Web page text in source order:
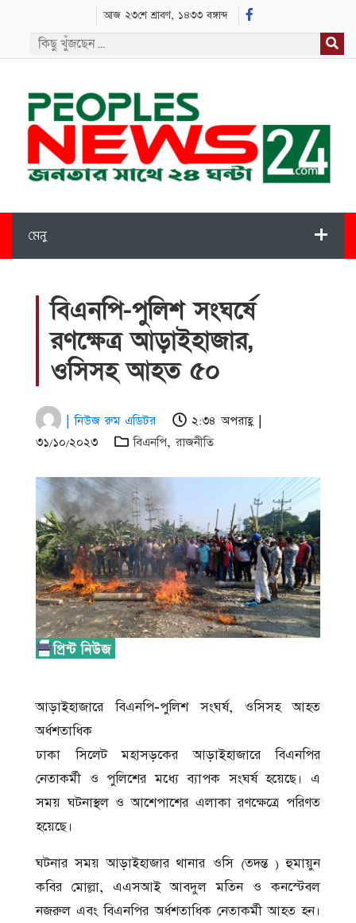
আজ ২৩শে শ্রাবণ, ১৪৩৩ বঙ্গাব্দ
মেনু
বিএনপি-পুলিশ সংঘর্ষে
রণক্ষেত্র আড়াইহাজার,
ওসিসহ আহত ৫০
| নিউজ রুম এডিটর
২:৩৪ অপরাহ্ণ |
৩১/১০/২০২৩
বিএনপি,রাজনীতি
আড়াইহাজারে বিএনপি-পুলিশ সংঘর্ষ, ওসিসহ আহত
অর্ধশতাধিক
ঢাকা সিলেট মহাসড়কের আড়াইহাজারে বিএনপির
নেতাকর্মী ও পুলিশের মধ্যে ব্যাপক সংঘর্ষ হয়েছে। এ
সময় ঘটনাস্থল ও আশেপাশের এলাকা রণক্ষেত্রে পরিণত
হয়েছে।
ঘটনার সময় আড়াইহাজার থানার ওসি (তদন্ত ) হুমায়ুন
কবির মোল্লা, এএসআই আবদুল মতিন ও কনস্টেবল
নজরুল এবং বিএনপির অর্ধশতাধিক নেতাকর্মী আহত হন।